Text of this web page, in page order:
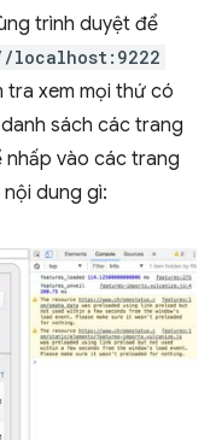
trình duyệt để
xem mọi thứ có
sách các trang
nhấp vào các trang
dung gì: